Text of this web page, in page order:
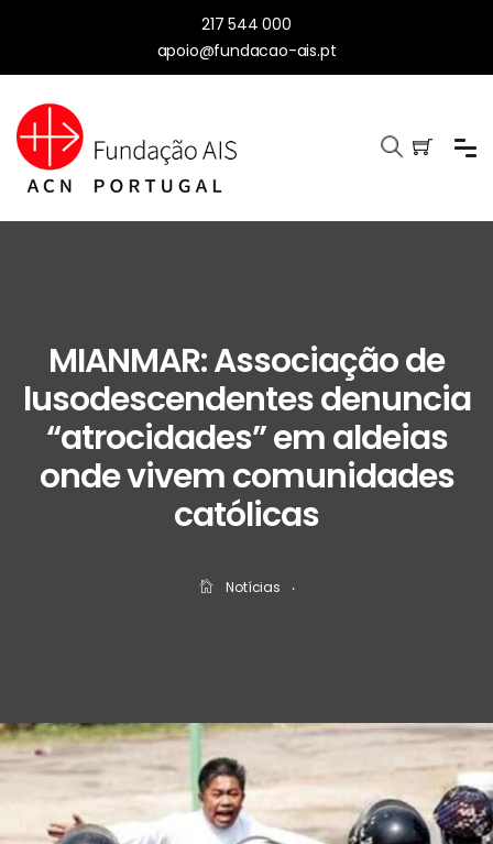
217 544 000
apoio@fundacao-ais.pt
MIANMAR: Associação de
lusodescendentes denuncia
“atrocidades” em aldeias
onde vivem comunidades
católicas
Notícias ‧